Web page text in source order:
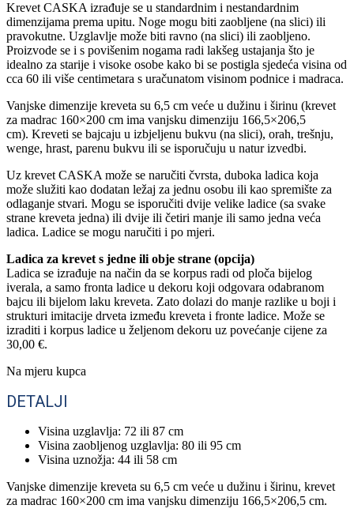
Krevet CASKA izrađuje se u standardnim i nestandardnim
dimenzijama prema upitu. Noge mogu biti zaobljene (na slici) ili
pravokutne. Uzglavlje može biti ravno (na slici) ili zaobljeno.
Proizvode se i s povišenim nogama radi lakšeg ustajanja što je
idealno za starije i visoke osobe kako bi se postigla sjedeća visina od
cca 60 ili više centimetara s uračunatom visinom podnice i madraca.
Vanjske dimenzije kreveta su 6,5 cm veće u dužinu i širinu (krevet
za madrac 160×200 cm ima vanjsku dimenziju 166,5×206,5
cm). Kreveti se bajcaju u izbjeljenu bukvu (na slici), orah, trešnju,
wenge, hrast, parenu bukvu ili se isporučuju u natur izvedbi.
Uz krevet CASKA može se naručiti čvrsta, duboka ladica koja
može služiti kao dodatan ležaj za jednu osobu ili kao spremište za
odlaganje stvari. Mogu se isporučiti dvije velike ladice (sa svake
strane kreveta jedna) ili dvije ili četiri manje ili samo jedna veća
ladica. Ladice se mogu naručiti i po mjeri.
Ladica za krevet s jedne ili obje strane (opcija)
Ladica se izrađuje na način da se korpus radi od ploča bijelog
iverala, a samo fronta ladice u dekoru koji odgovara odabranom
bajcu ili bijelom laku kreveta. Zato dolazi do manje razlike u boji i
strukturi imitacije drveta između kreveta i fronte ladice. Može se
izraditi i korpus ladice u željenom dekoru uz povećanje cijene za
30,00 €.
Na mjeru kupca
DETALJI
Visina uzglavlja: 72 ili 87 cm
Visina zaobljenog uzglavlja: 80 ili 95 cm
Visina uznožja: 44 ili 58 cm
Vanjske dimenzije kreveta su 6,5 cm veće u dužinu i širinu, krevet
za madrac 160×200 cm ima vanjsku dimenziju 166,5×206,5 cm.